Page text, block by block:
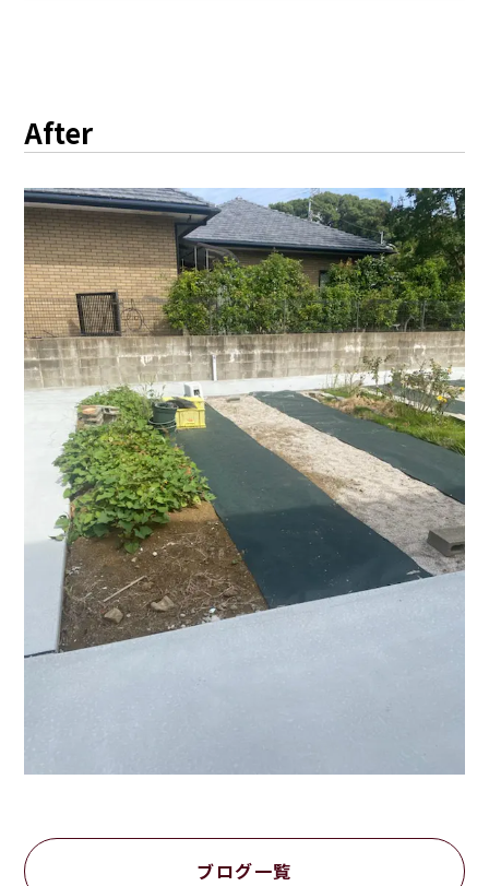
After
ブログ一覧